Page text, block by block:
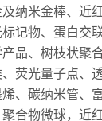
纳米金棒、近
记物、蛋白交
品、树枝状聚
荧光量子点、
、碳纳米管、
合物微球，近